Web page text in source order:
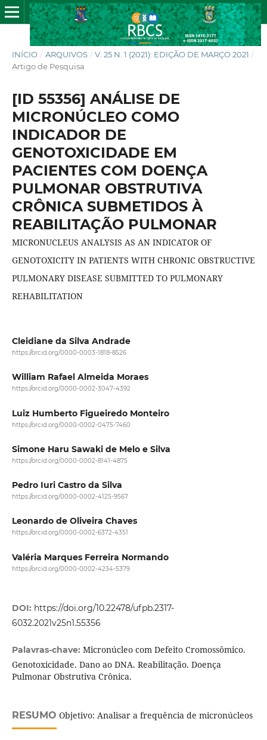
INÍCIO / ARQUIVOS / V. 25 N. 1 (2021): EDIÇÃO DE MARÇO 2021 /
Artigo de Pesquisa
[ID 55356] ANÁLISE DE
MICRONÚCLEO COMO
INDICADOR DE
GENOTOXICIDADE EM
PACIENTES COM DOENÇA
PULMONAR OBSTRUTIVA
CRÔNICA SUBMETIDOS À
REABILITAÇÃO PULMONAR
MICRONUCLEUS ANALYSIS AS AN INDICATOR OF
GENOTOXICITY IN PATIENTS WITH CHRONIC OBSTRUCTIVE
PULMONARY DISEASE SUBMITTED TO PULMONARY
REHABILITATION
Cleidiane da Silva Andrade
https://orcid.org/0000-0003-1818-8526
William Rafael Almeida Moraes
https://orcid.org/0000-0002-3047-4392
Luiz Humberto Figueiredo Monteiro
https://orcid.org/0000-0002-0475-7460
Simone Haru Sawaki de Melo e Silva
https://orcid.org/0000-0002-8141-4875
Pedro Iuri Castro da Silva
https://orcid.org/0000-0002-4125-9567
Leonardo de Oliveira Chaves
https://orcid.org/0000-0002-6372-4351
Valéria Marques Ferreira Normando
https://orcid.org/0000-0002-4234-5379
DOI: https://doi.org/10.22478/ufpb.2317-
6032.2021v25n1.55356
Palavras-chave: Micronúcleo com Defeito Cromossômico.
Genotoxicidade. Dano ao DNA. Reabilitação. Doença
Pulmonar Obstrutiva Crônica.
RESUMO Objetivo: Analisar a frequência de micronúcleos